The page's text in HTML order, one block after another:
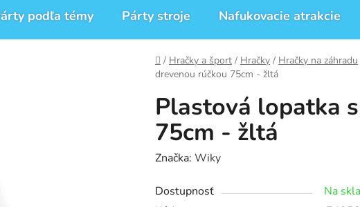
podľa témy Párty stroje Nafukovacie atrakcie
Domov
/ Hračky a šport / Hračky / Hračky na záhradu
drevenou rúčkou 75cm - žltá
Plastová lopatka
75cm - žltá
Značka: Wiky
Dostupnosť Na